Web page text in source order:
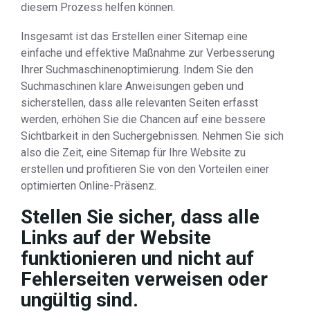
diesem Prozess helfen können.
Insgesamt ist das Erstellen einer Sitemap eine
einfache und effektive Maßnahme zur Verbesserung
Ihrer Suchmaschinenoptimierung. Indem Sie den
Suchmaschinen klare Anweisungen geben und
sicherstellen, dass alle relevanten Seiten erfasst
werden, erhöhen Sie die Chancen auf eine bessere
Sichtbarkeit in den Suchergebnissen. Nehmen Sie sich
also die Zeit, eine Sitemap für Ihre Website zu
erstellen und profitieren Sie von den Vorteilen einer
optimierten Online-Präsenz.
Stellen Sie sicher, dass alle
Links auf der Website
funktionieren und nicht auf
Fehlerseiten verweisen oder
ungültig sind.